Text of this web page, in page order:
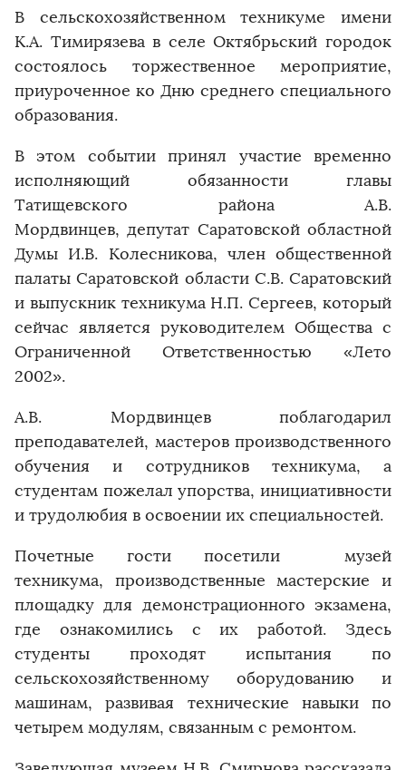
В сельскохозяйственном техникуме имени
К.А. Тимирязева в селе Октябрьский городок
состоялось торжественное мероприятие,
приуроченное ко Дню среднего специального
образования.
В этом событии принял участие временно
исполняющий обязанности главы
Татищевского района А.В.
Мордвинцев, депутат Саратовской областной
Думы И.В. Колесникова, член общественной
палаты Саратовской области С.В. Саратовский
и выпускник техникума Н.П. Сергеев, который
сейчас является руководителем Общества с
Ограниченной Ответственностью «Лето
2002».
А.В. Мордвинцев поблагодарил
преподавателей, мастеров производственного
обучения и сотрудников техникума, а
студентам пожелал упорства, инициативности
и трудолюбия в освоении их специальностей.
Почетные гости посетили музей
техникума, производственные мастерские и
площадку для демонстрационного экзамена,
где ознакомились с их работой. Здесь
студенты проходят испытания по
сельскохозяйственному оборудованию и
машинам, развивая технические навыки по
четырем модулям, связанным с ремонтом.